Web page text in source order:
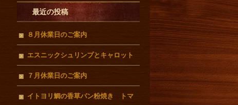
最近の投稿
８月休業日のご案内
エスニックシュリンプとキャロット
ラぺ
７月休業日のご案内
イトヨリ鯛の香草パン粉焼き トマ